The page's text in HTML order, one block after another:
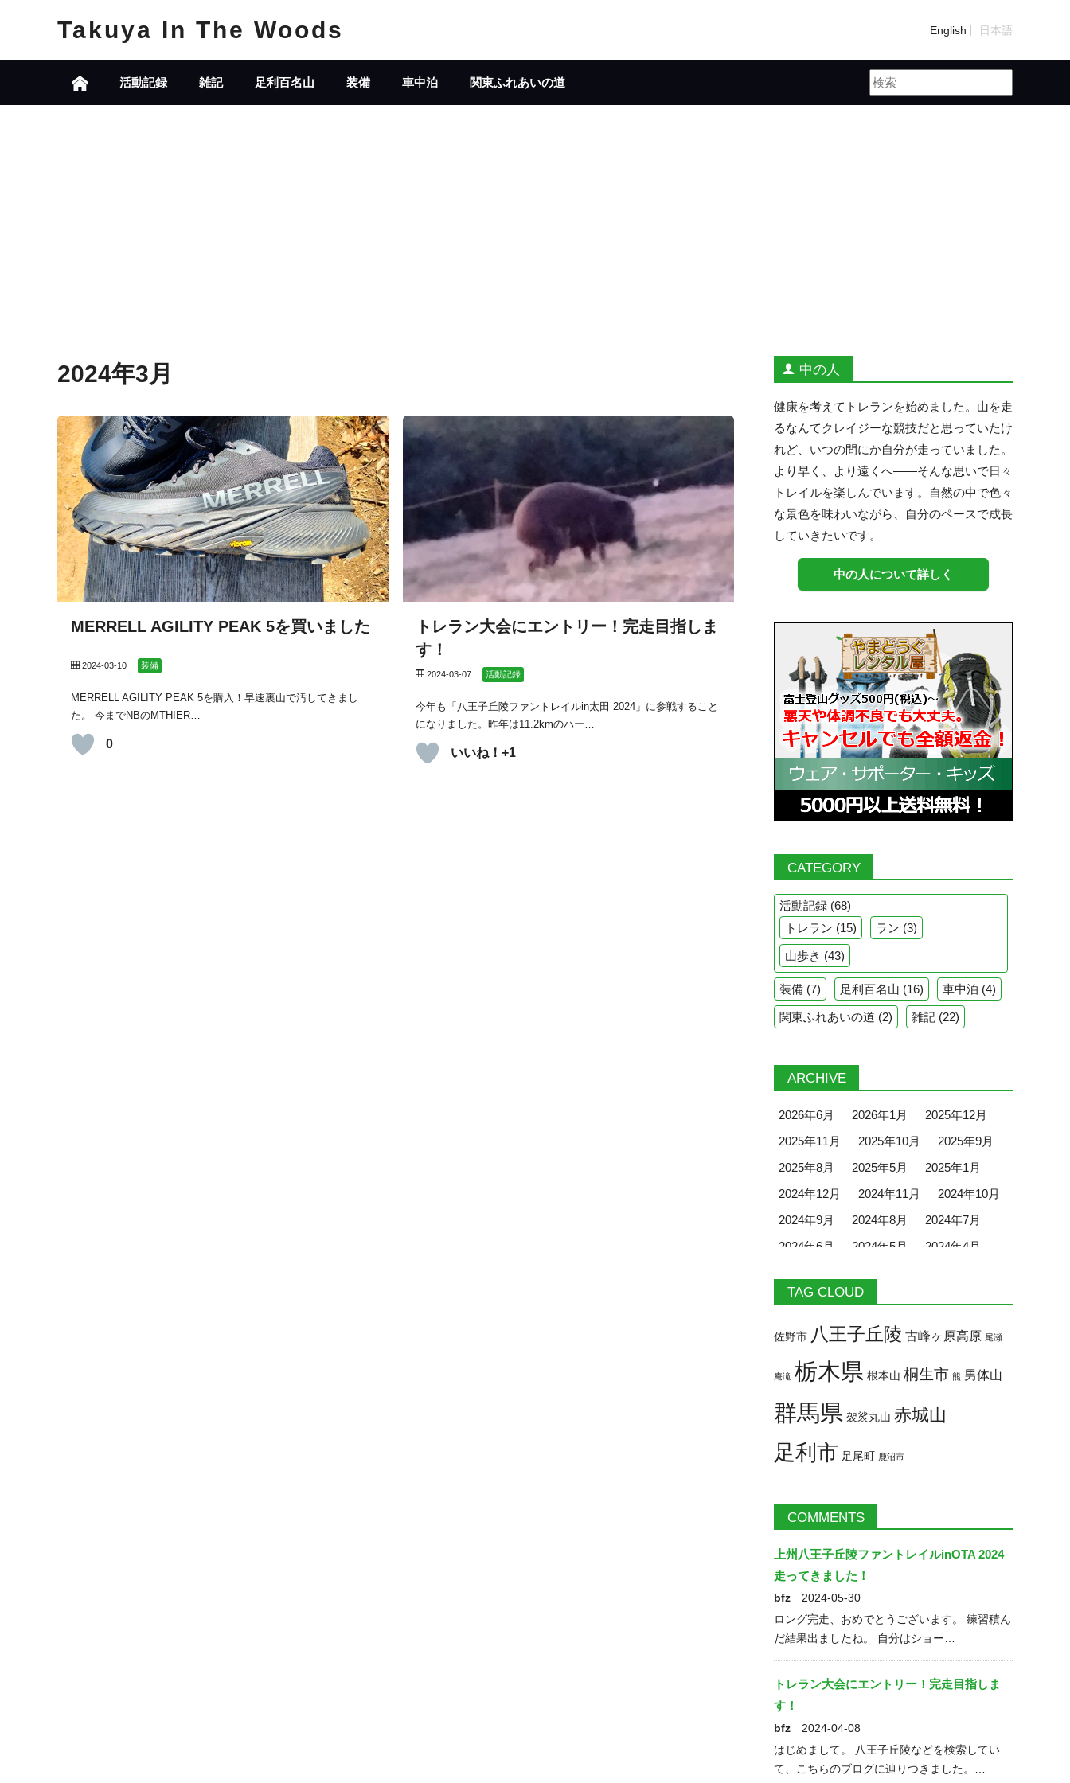
Takuya In The Woods English 日本語
活動記録 雑記 足利百名山 装備 車中泊 関東ふれあいの道
2024年3月
MERRELL AGILITY PEAK 5を買いました
2024-03-10 装備
MERRELL AGILITY PEAK 5を購入！早速裏山で汚してきまし
た。 今までNBのMTHIER…
0
トレラン大会にエントリー！完走目指しま
す！
2024-03-07 活動記録
今年も「八王子丘陵ファントレイルin太田 2024」に参戦すること
になりました。昨年は11.2kmのハー…
いいね！+1
中の人
健康を考えてトレランを始めました。山を走
るなんてクレイジーな競技だと思っていたけ
れど、いつの間にか自分が走っていました。
より早く、より遠くへ——そんな思いで日々
トレイルを楽しんでいます。自然の中で色々
な景色を味わいながら、自分のペースで成長
していきたいです。
中の人について詳しく
CATEGORY
活動記録 (68)
トレラン (15) ラン (3)
山歩き (43)
装備 (7) 足利百名山 (16) 車中泊 (4)
関東ふれあいの道 (2) 雑記 (22)
ARCHIVE
2026年6月 2026年1月
2025年12月
2025年11月
2025年10月
2025年9月
2025年8月
2025年5月
2025年1月
2024年12月
2024年11月
2024年10月
2024年9月
2024年8月
2024年7月
2024年6月
2024年5月
2024年4月
2023年12月
2023年11月
2023年9月
2023年8月
2023年3月
2023年2月
2023年1月
2022年12月
2022年11月
2022年10月
TAG CLOUD
佐野市 八王子丘陵 古峰ヶ原高原 尾瀬
庵滝 栃木県 根本山 桐生市 熊 男体山
群馬県 袈裟丸山 赤城山
足利市 足尾町 鹿沼市
COMMENTS
上州八王子丘陵ファントレイルinOTA 2024
走ってきました！
bfz
2024-05-30
ロング完走、おめでとうございます。 練習積ん
だ結果出ましたね。 自分はショー…
トレラン大会にエントリー！完走目指しま
す！
bfz
2024-04-08
はじめまして。 八王子丘陵などを検索してい
て、こちらのブログに辿りつきました。…